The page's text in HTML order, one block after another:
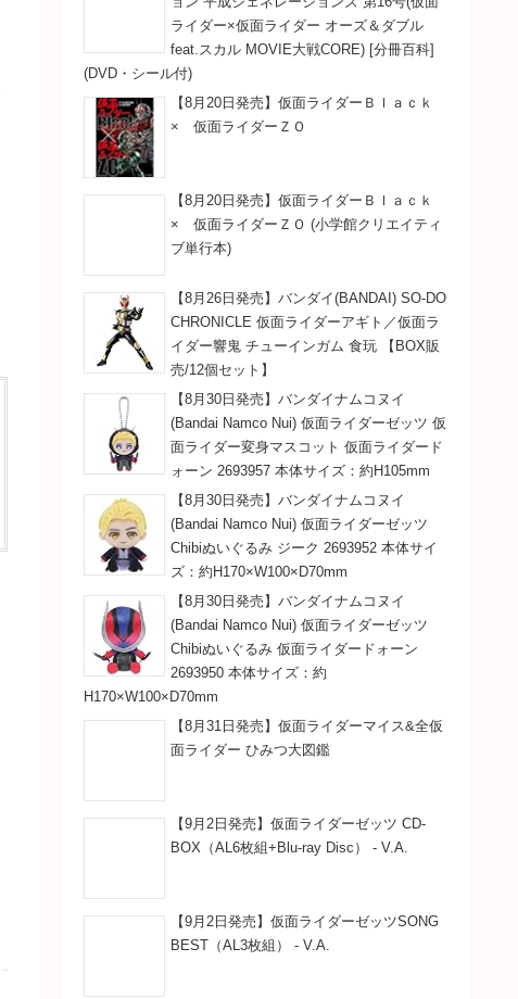
ライダー×仮面ライダー オーズ＆ダブル
feat.スカル MOVIE大戦CORE) [分冊百科]
(DVD・シール付)
【8月20日発売】仮面ライダーＢｌａｃｋ
× 仮面ライダーＺＯ
【8月20日発売】仮面ライダーＢｌａｃｋ
× 仮面ライダーＺＯ (小学館クリエイティ
ブ単行本)
【8月26日発売】バンダイ(BANDAI) SO-DO
CHRONICLE 仮面ライダーアギト／仮面ラ
イダー響鬼 チューインガム 食玩 【BOX販
売/12個セット】
【8月30日発売】バンダイナムコヌイ
(Bandai Namco Nui) 仮面ライダーゼッツ 仮
面ライダー変身マスコット 仮面ライダード
ォーン 2693957 本体サイズ：約H105mm
【8月30日発売】バンダイナムコヌイ
(Bandai Namco Nui) 仮面ライダーゼッツ
Chibiぬいぐるみ ジーク 2693952 本体サイ
ズ：約H170×W100×D70mm
【8月30日発売】バンダイナムコヌイ
(Bandai Namco Nui) 仮面ライダーゼッツ
Chibiぬいぐるみ 仮面ライダードォーン
2693950 本体サイズ：約
H170×W100×D70mm
【8月31日発売】仮面ライダーマイス&全仮
面ライダー ひみつ大図鑑
【9月2日発売】仮面ライダーゼッツ CD-
BOX（AL6枚組+Blu-ray Disc） - V.A.
【9月2日発売】仮面ライダーゼッツSONG
BEST（AL3枚組） - V.A.